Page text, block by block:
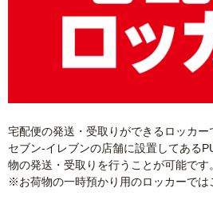
宅配便の発送・受取りができるロッカー
セブン-イレブンの店舗に設置してある
物の発送・受取りを行うことが可能です。
※お荷物の一時預かり用のロッカーでは